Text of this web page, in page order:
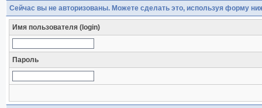
Сейчас вы не авторизованы. Можете сделать это, используя форму
Имя пользователя (login)
Пароль